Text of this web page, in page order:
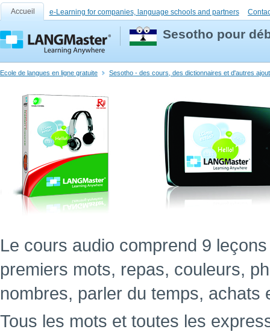
Accueil e-Learning for companies, language schools and partners
Sesotho pour
Ecole de langues en ligne gratuite Sesotho - des cours, des dictionnaires et d'autres
Le cours audio comprend 9
premiers mots, repas, couleurs,
nombres, parler du temps, achats
Tous les mots et toutes les